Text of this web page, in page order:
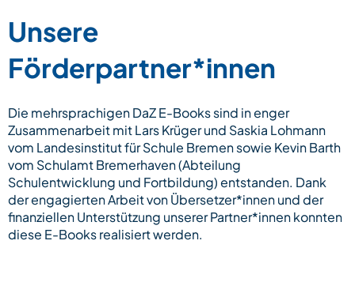
Unsere
Förderpartner*innen
Die mehrsprachigen DaZ E-Books sind in enger
Zusammenarbeit mit Lars Krüger und Saskia Lohmann
vom Landesinstitut für Schule Bremen sowie Kevin Barth
vom Schulamt Bremerhaven (Abteilung
Schulentwicklung und Fortbildung) entstanden. Dank
der engagierten Arbeit von Übersetzer*innen und der
finanziellen Unterstützung unserer Partner*innen konnten
diese E-Books realisiert werden.